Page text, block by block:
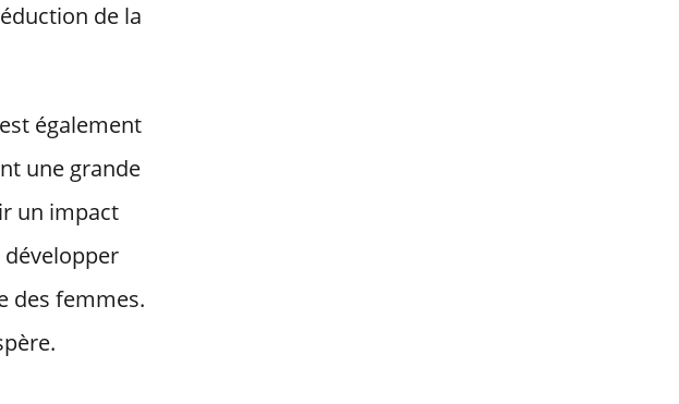
de la
également
une grande
un impact
développer
des femmes.